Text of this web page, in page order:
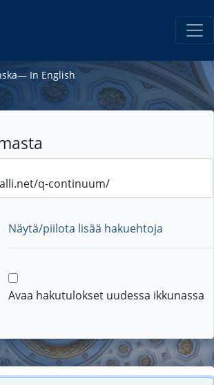
― In English
Näytä/piilota lisää hakuehtoja
Avaa hakutulokset uudessa ikkunassa